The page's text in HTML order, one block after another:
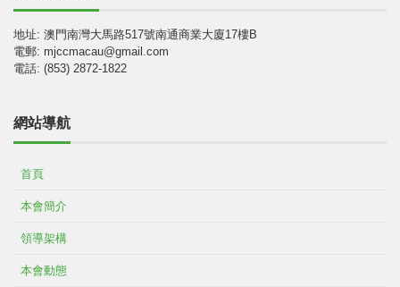
地址: 澳門南灣大馬路517號南通商業大廈17樓B
電郵: mjccmacau@gmail.com
電話: (853) 2872-1822
網站導航
首頁
本會簡介
領導架構
本會動態